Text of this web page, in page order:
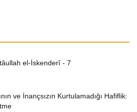
el-İskenderî - 7
ve İnançsızın Kurtulamadığı Hafiflik: